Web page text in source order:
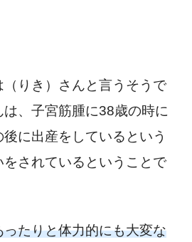
りき）さんと言うそうで
、子宮筋腫に38歳の時に
に出産をしているという
をされているということで
たりと体力的にも大変な